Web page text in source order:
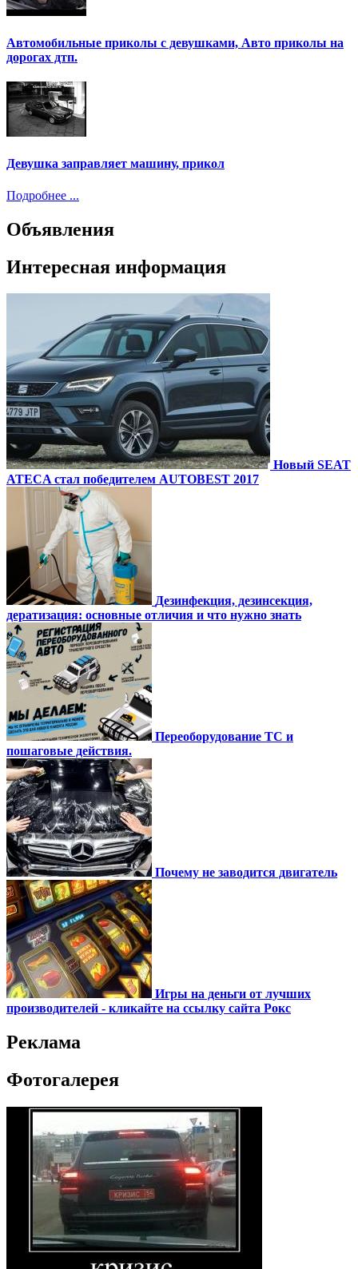
Автомобильные приколы с девушками, Авто приколы на
дорогах дтп.
Девушка заправляет машину, прикол
Подробнее ...
Объявления
Интересная информация
Новый SEAT
ATECA стал победителем AUTOBEST 2017
Дезинфекция, дезинсекция,
дератизация: основные отличия и что нужно знать
Переоборудование ТС и
пошаговые действия.
Почему не заводится двигатель
Игры на деньги от лучших
производителей - кликайте на ссылку сайта Рокс
Реклама
Фотогалерея